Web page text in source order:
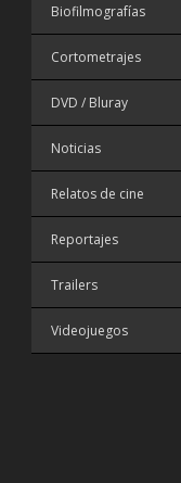
Biofilmografías
Cortometrajes
DVD / Bluray
Noticias
Relatos de cine
Reportajes
Trailers
Videojuegos